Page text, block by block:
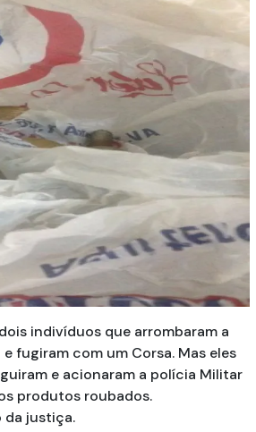
indivíduos que arrombaram a
fugiram com um Corsa. Mas eles
e acionaram a polícia Militar
produtos roubados.
da justiça.